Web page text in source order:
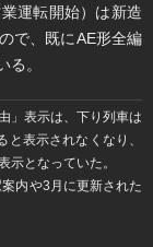
運転開始）は新造
で、既にAE形全編
。
」表示は、下り列車は
表示されなくなり、
示となっていた。
内や3月に更新された